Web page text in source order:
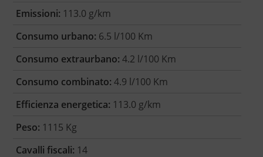
Emissioni: 113.0 g/km
Consumo urbano: 6.5 l/100 Km
Consumo extraurbano: 4.2 l/100 Km
Consumo combinato: 4.9 l/100 Km
Efficienza energetica: 113.0 g/km
Peso: 1115 Kg
Cavalli fiscali: 14